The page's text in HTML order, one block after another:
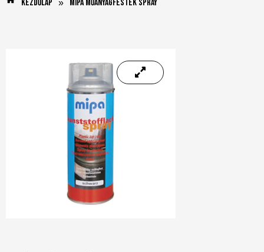
Kezdőlap » Mipa Műanyagfesték Spray